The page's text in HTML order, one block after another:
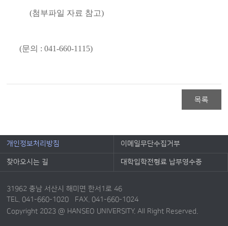
(첨부파일 자료 참고)
(문의 : 041-660-1115)
목록
개인정보처리방침 이메일무단수집거부
찾아오시는 길 대학입학전형료 납부영수증
31962 충남 서산시 해미면 한서1로 46
TEL. 041-660-1020 FAX. 041-660-1024
Copyright 2023 @ HANSEO UNIVERSITY. All Right Reserved.